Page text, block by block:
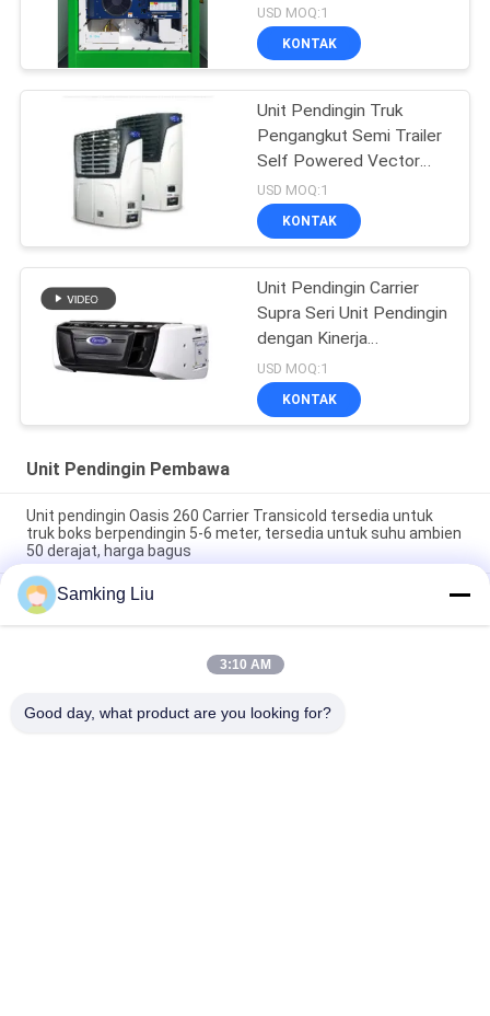
USD MOQ:1
KONTAK
Unit Pendingin Truk
Pengangkut Semi Trailer
Self Powered Vector
1550
USD MOQ:1
KONTAK
Unit Pendingin Carrier
Supra Seri Unit Pendingin
dengan Kinerja
Pendinginan Tinggi
12000 Watt dan Desain
Kokoh
USD MOQ:1
KONTAK
Unit Pendingin Pembawa
Unit pendingin Oasis 260 Carrier Transicold tersedia untuk
truk boks berpendingin 5-6 meter, tersedia untuk suhu ambien
50 derajat, harga bagus
Citimax model D6 Unit pendingin transcold Carrier tersedia
untuk 4,5-5,5 meter truk panjang kotak pendingin 24V
kendaraan berkendara langsung mengganti Citimax 600
Carrier Transicold Citimax D7 model tersedia untuk truk box
Samking Liu
3:10 AM
Good day, what product are you looking for?